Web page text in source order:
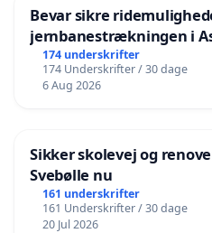
Bevar sikre
jernbanestrækningen i
174 underskrifter
174 Underskrifter / 30 dage
6 Aug 2026
Sikker skolevej og
Svebølle nu
161 underskrifter
161 Underskrifter / 30 dage
20 Jul 2026